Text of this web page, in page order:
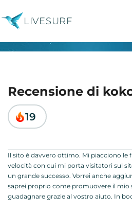
LIVESURF
Recensione di
19
Il sito è davvero ottimo. Mi piacciono le
velocità con cui mi porta visitatori sul
un grande successo. Vorrei anche
saprei proprio come promuovere il mio
guadagnare grazie al vostro aiuto. In